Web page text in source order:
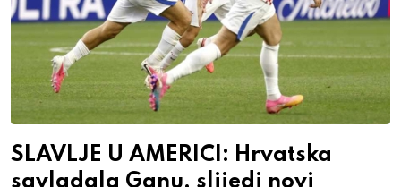
SLAVLJE U AMERICI: Hrvatska
savladala Ganu, slijedi novi